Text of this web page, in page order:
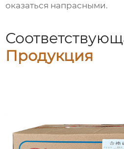
оказаться напрасными.
Продукция